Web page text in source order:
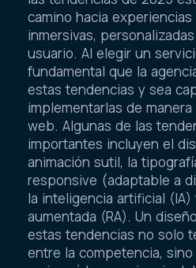
camino hacia experiencias
inmersivas,
usuario. Al elegir un
fundamental que la
estas tendencias y sea
implementarlas de
web. Algunas de las
importantes incluyen el
animación sutil, la
responsive (adaptable a
la inteligencia artificial (IA)
aumentada (RA). Un
estas tendencias no solo
entre la competencia,